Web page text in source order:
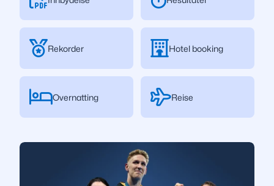
Rekorder Hotel booking
Overnatting Reise